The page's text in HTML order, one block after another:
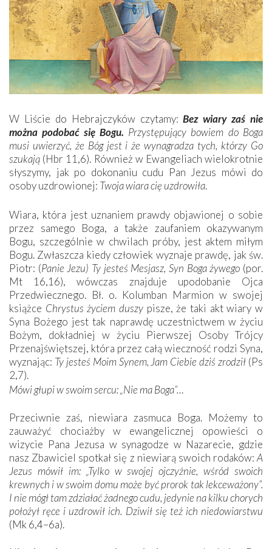
W Liście do Hebrajczyków czytamy:Bez wiary zaś nie
można podobać się Bogu. Przystępujący bowiem do Boga
musi uwierzyć, że Bóg jest i że wynagradza tych, którzy Go
szukają (Hbr 11,6). Również w Ewangeliach wielokrotnie
słyszymy, jak po dokonaniu cudu Pan Jezus mówi do
osoby uzdrowionej: Twoja wiara cię uzdrowiła.
Wiara, która jest uznaniem prawdy objawionej o sobie
przez samego Boga, a także zaufaniem okazywanym
Bogu, szczególnie w chwilach próby, jest aktem miłym
Bogu. Zwłaszcza kiedy człowiek wyznaje prawdę, jak św.
Piotr: (Panie Jezu) Ty jesteś Mesjasz, Syn Boga żywego (por.
Mt 16,16), wówczas znajduje upodobanie Ojca
Przedwiecznego. Bł. o. Kolumban Marmion w swojej
książce Chrystus życiem duszy pisze, że taki akt wiary w
Syna Bożego jest tak naprawdę uczestnictwem w życiu
Bożym, dokładniej w życiu Pierwszej Osoby Trójcy
Przenajświętszej, która przez całą wieczność rodzi Syna,
wyznając: Ty jesteś Moim Synem, Jam Ciebie dziś zrodził (Ps
2,7).
Mówi głupi w swoim sercu: „Nie ma Boga”…
Przeciwnie zaś, niewiara zasmuca Boga. Możemy to
zauważyć chociażby w ewangelicznej opowieści o
wizycie Pana Jezusa w synagodze w Nazarecie, gdzie
nasz Zbawiciel spotkał się z niewiarą swoich rodaków: A
Jezus mówił im: „Tylko w swojej ojczyźnie, wśród swoich
krewnych i w swoim domu może być prorok tak lekceważony”.
I nie mógł tam zdziałać żadnego cudu, jedynie na kilku chorych
położył ręce i uzdrowił ich. Dziwił się też ich niedowiarstwu
(Mk 6,4–6a).